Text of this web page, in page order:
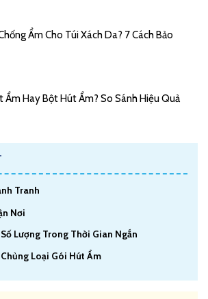
Ẩm Cho Túi Xách Da? 7 Cách Bảo
Ẩm Hay Bột Hút Ẩm? So Sánh Hiệu Quả
Tranh
Nơi
Lượng Trong Thời Gian Ngắn
Loại Gói Hút Ẩm